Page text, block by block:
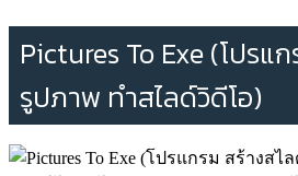
Pictures To Exe (โปรแ
รูปภาพ ทำสไลด์วิดีโอ)